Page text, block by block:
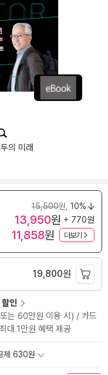
의 미래
15,500원, 10%
13,950원 + 770원
11,858원 더보기
19,800원
인
는 60만원 이용 시) / 카드
대 1만원 혜택 제공
제 630원